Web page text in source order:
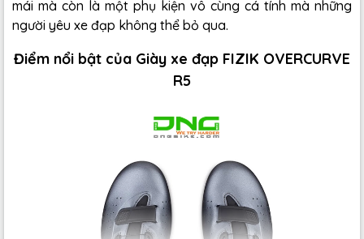
mái mà còn là một phụ kiện vô cùng cá tính mà những
người yêu xe đạp không thể bỏ qua.
Điểm nổi bật của Giày xe đạp FIZIK OVERCURVE
R5